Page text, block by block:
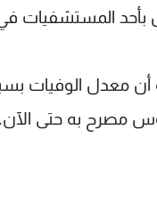
المستشفيات
مصرح به حتى الآن.